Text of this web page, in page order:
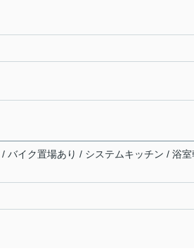
バイク置場あり / システムキッチン / 浴室